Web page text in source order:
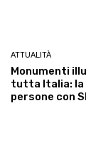
ATTUALITÀ
Monumenti
tutta Italia: la
persone con